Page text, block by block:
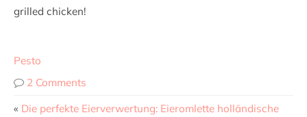
grilled chicken!
Pesto
2 Comments
« Die perfekte Eierverwertung: Eieromlette holländische